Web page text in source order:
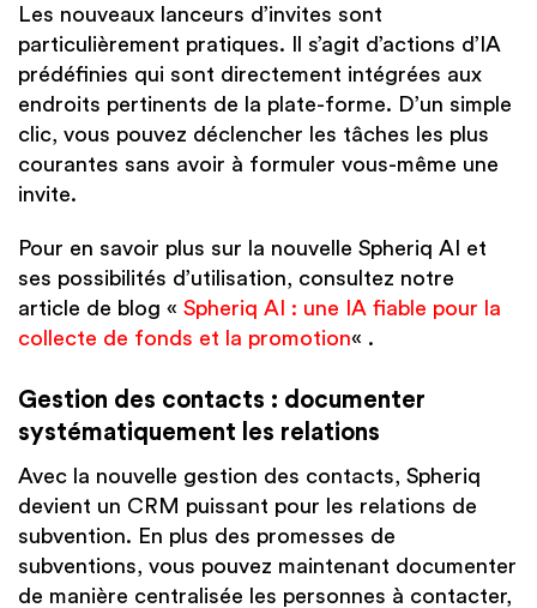
Les nouveaux lanceurs d’invites sont
particulièrement pratiques. Il s’agit d’actions d’IA
prédéfinies qui sont directement intégrées aux
endroits pertinents de la plate-forme. D’un simple
clic, vous pouvez déclencher les tâches les plus
courantes sans avoir à formuler vous-même une
invite.
Pour en savoir plus sur la nouvelle Spheriq AI et
ses possibilités d’utilisation, consultez notre
article de blog « Spheriq AI : une IA fiable pour la
collecte de fonds et la promotion« .
Gestion des contacts : documenter
systématiquement les relations
Avec la nouvelle gestion des contacts, Spheriq
devient un CRM puissant pour les relations de
subvention. En plus des promesses de
subventions, vous pouvez maintenant documenter
de manière centralisée les personnes à contacter,